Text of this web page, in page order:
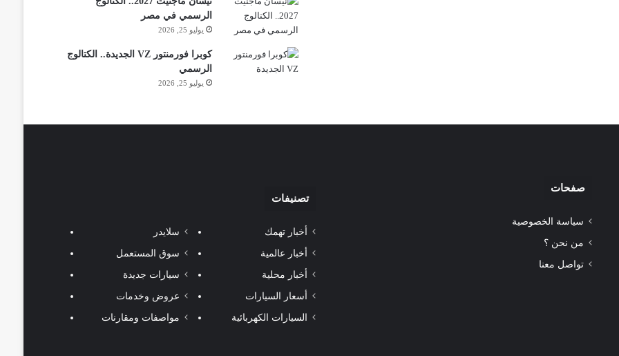
الرسمي في مصر
يوليو 25, 2026
كوبرا فورمنتور VZ الجديدة.. الكتالوج
الرسمي
يوليو 25, 2026
صفحات
سياسة الخصوصية
من نحن ؟
تواصل معنا
تصنيفات
أخبار تهمك
أخبار عالمية
أخبار محلية
أسعار السيارات
السيارات الكهربائية
سلايدر
سوق المستعمل
سيارات جديدة
عروض وخدمات
مواصفات ومقارنات